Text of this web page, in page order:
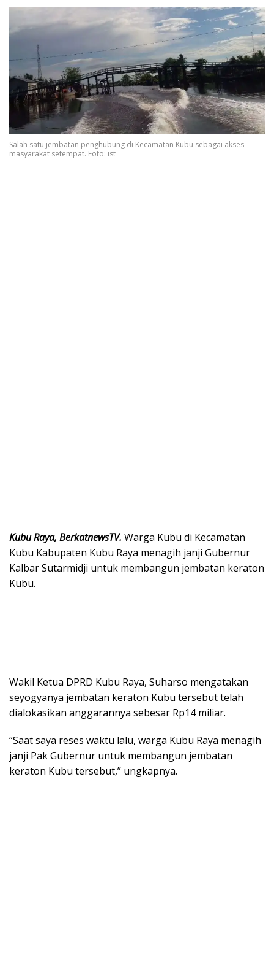
Salah satu jembatan penghubung di Kecamatan Kubu sebagai akses
masyarakat setempat. Foto: ist
Kubu Raya, BerkatnewsTV. Warga Kubu di Kecamatan
Kubu Kabupaten Kubu Raya menagih janji Gubernur
Kalbar Sutarmidji untuk membangun jembatan keraton
Kubu.
Wakil Ketua DPRD Kubu Raya, Suharso mengatakan
seyogyanya jembatan keraton Kubu tersebut telah
dialokasikan anggarannya sebesar Rp14 miliar.
“Saat saya reses waktu lalu, warga Kubu Raya menagih
janji Pak Gubernur untuk membangun jembatan
keraton Kubu tersebut,” ungkapnya.